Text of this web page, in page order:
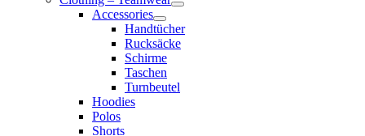
Accessories
Handtücher
Rucksäcke
Schirme
Taschen
Turnbeutel
Hoodies
Polos
Shorts